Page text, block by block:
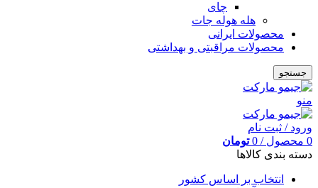
چای
هله هوله جات
محصولات ایرانی
محصولات مراقبتی و بهداشتی
جستجو
منو
ورود / ثبت نام
0 محصول /
0 تومان
دسته بندی کالاها
انتخاب بر اساس کشور